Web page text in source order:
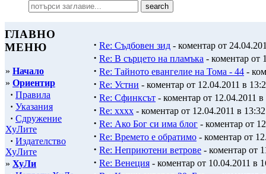
ГЛАВНО
МЕНЮ
» Начало
» Ориентир
· Правила
· Указания
· Сдружение
ХуЛите
· Издателство
ХуЛите
» ХуЛи
· Re: Съдбовен зид - коментар от
· Re: В сърцето на пламъка - коментар от
· Re: Тайното евангелие на Тома - 44 -
· Re: Устни - коментар от 12.04.2011 в
· Re: Сфинксът - коментар от 12.04.2011
· Re: хххх - коментар от 12.04.2011 в
· Re: Ако Бог си има блог - коментар от
· Re: Времето е обратимо - коментар от
· Re: Неприютени ветрове - коментар от
· Re: Венеция - коментар от 10.04.2011 в